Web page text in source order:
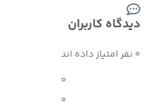
دیدگاه کاربران
0 نفر امتیاز داده اند
0
0